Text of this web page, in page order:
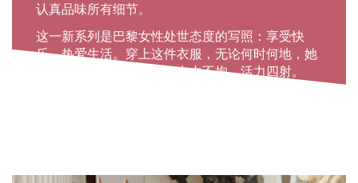
认真品味所有细节。
这一新系列是巴黎女性处世态度的写照：享受快
乐、热爱生活。穿上这件衣服，无论何时何地，她
都是她自己，勇敢无畏、自由不拘、活力四射。